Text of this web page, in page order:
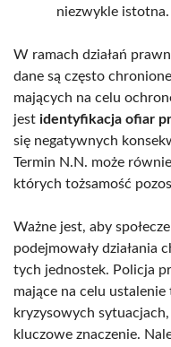
niezwykle istotna.
W ramach działań
dane są często
mających na celu
jest identyfikacja ofiar
się negatywnych
Termin N.N. może
których tożsamość
Ważne jest, aby
podejmowały działania
tych jednostek. Policja
mające na celu ustalenie
kryzysowych
kluczowe znaczenie.